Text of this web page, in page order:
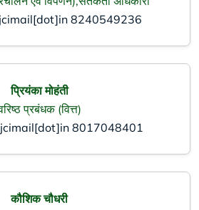
8240549236
प्रियंका मोहंती
प्रबंधक (वित्त)
8017048401
कौशिक चौधरी